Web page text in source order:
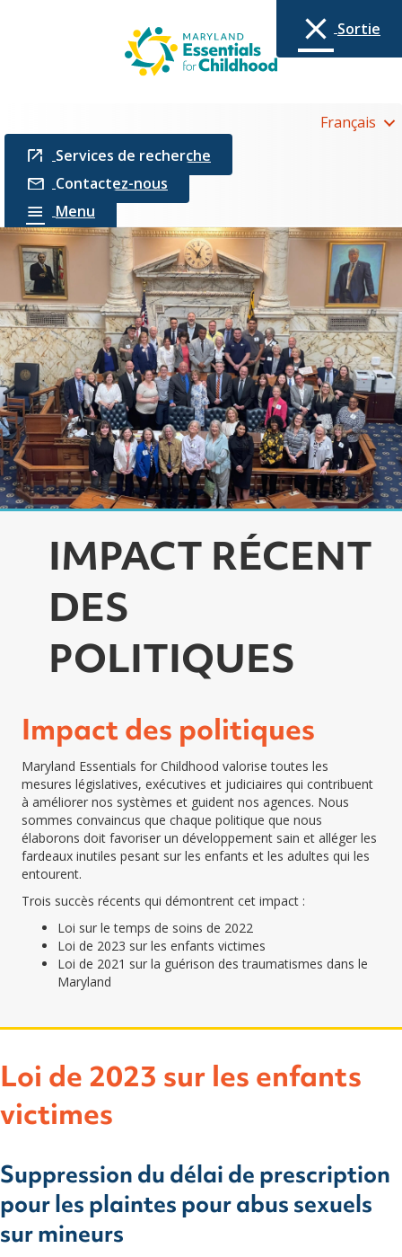
Français
Services de recherche
Contactez-nous
Menu
IMPACT RÉCENT
DES
POLITIQUES
Impact des politiques
Maryland Essentials for Childhood valorise toutes les
mesures législatives, exécutives et judiciaires qui contribuent
à améliorer nos systèmes et guident nos agences. Nous
sommes convaincus que chaque politique que nous
élaborons doit favoriser un développement sain et alléger les
fardeaux inutiles pesant sur les enfants et les adultes qui les
entourent.
Trois succès récents qui démontrent cet impact :
Loi sur le temps de soins de 2022
Loi de 2023 sur les enfants victimes
Loi de 2021 sur la guérison des traumatismes dans le
Maryland
Loi de 2023 sur les enfants
victimes
Suppression du délai de prescription
pour les plaintes pour abus sexuels
sur mineurs
Sortie